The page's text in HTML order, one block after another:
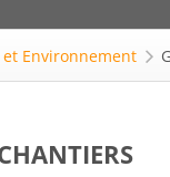
Environnement